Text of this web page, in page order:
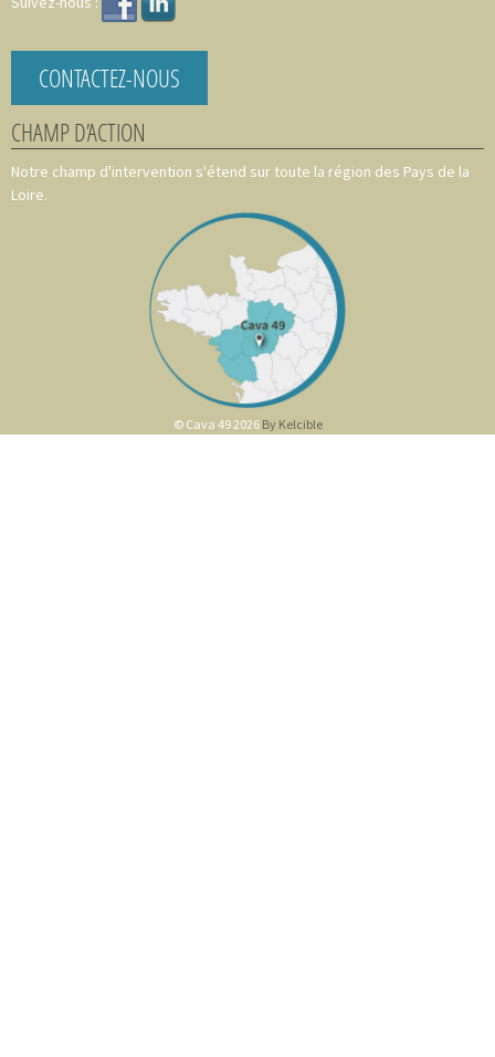
CONTACTEZ-NOUS
CHAMP D’ACTION
Notre champ d'intervention s'étend sur toute la région des Pays de la
Loire.
© Cava 49 2026 By Kelcible